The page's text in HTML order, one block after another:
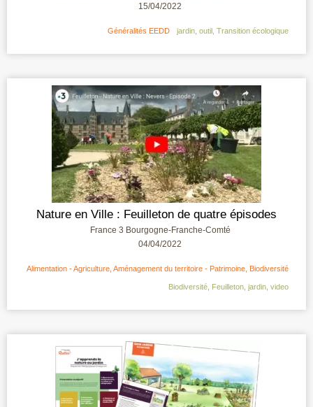
15/04/2022
Généralités EEDD jardin outil Transition écologique
Nature en Ville : Feuilleton de quatre épisodes
France 3 Bourgogne-Franche-Comté
04/04/2022
Alimentation - Agriculture Aménagement du territoire - Patrimoine Biodiversité
Biodiversité Feuilleton jardin video